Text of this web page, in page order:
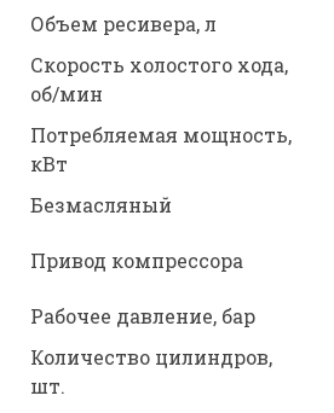
Объем ресивера, л
Скорость холостого хода,
об/мин
Потребляемая мощность,
кВт
Безмасляный
Привод компрессора
Рабочее давление, бар
Количество цилиндров,
шт.